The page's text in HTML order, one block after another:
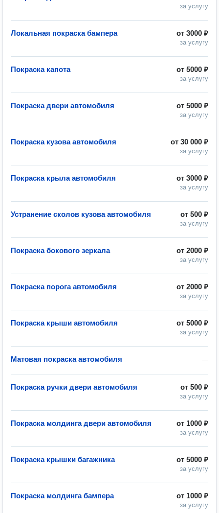
за услугу
от 3000 ₽
за услугу
Локальная покраска бампера
от 5000 ₽
за услугу
Покраска капота
от 5000 ₽
за услугу
Покраска двери автомобиля
от 30 000 ₽
за услугу
Покраска кузова автомобиля
от 3000 ₽
за услугу
Покраска крыла автомобиля
от 500 ₽
за услугу
Устранение сколов кузова автомобиля
от 2000 ₽
за услугу
Покраска бокового зеркала
от 2000 ₽
за услугу
Покраска порога автомобиля
от 5000 ₽
за услугу
Покраска крыши автомобиля
—
Матовая покраска автомобиля
от 500 ₽
за услугу
Покраска ручки двери автомобиля
от 1000 ₽
за услугу
Покраска молдинга двери автомобиля
от 5000 ₽
за услугу
Покраска крышки багажника
от 1000 ₽
за услугу
Покраска молдинга бампера